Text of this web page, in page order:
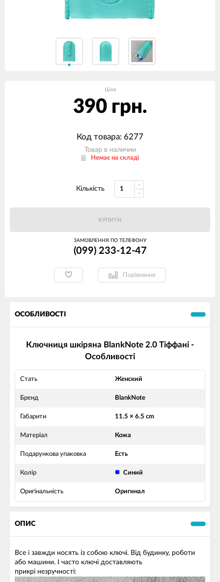
Ціна
390 грн.
Код товара: 6277
Товар в наличии
Немає на складі
Кількість
КУПИТИ
ЗАМОВЛЕННЯ ПО ТЕЛЕФОНУ
(099) 233-12-47
Порівняння
ОСОБЛИВОСТІ
Ключниця шкіряна BlankNote 2.0 Тіффані -
Особливості
Стать Женский
Бренд BlankNote
Габарити 11.5 × 6.5 cm
Матеріал Кожа
Подарункова упаковка Есть
Колір Синий
Оригінальність Оригинал
ОПИС
Все і завжди носять із собою ключі. Від будинку, роботи
або машини. І часто ключі доставляють
прикрі незручності: